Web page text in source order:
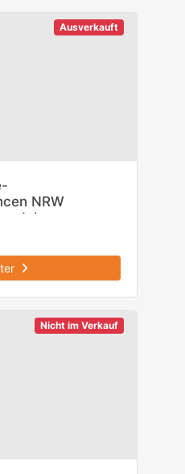
Ausverkauft
NRW
-
Nicht im Verkauf